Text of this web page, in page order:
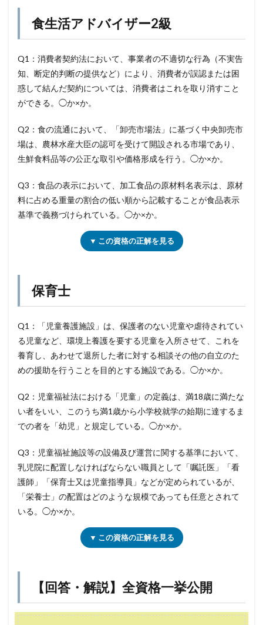
食生活アドバイザー2級
Q1：消費者契約法において、事業者の不適切な行為（不実告
知、断定的判断の提供など）により、消費者が誤認または困
惑して結んだ契約については、消費者はこれを取り消すこと
ができる。◯か×か。
Q2：食の流通において、「卸売市場法」に基づく中央卸売市
場は、農林水産大臣の認可を受けて開設される市場であり、
生鮮食料品等の公正な取引や価格形成を行う。◯か×か。
Q3：食品の表示において、加工食品の原材料名表示は、原材
料に占める重量の割合の低い順から記載することが食品表示
基準で義務づけられている。◯か×か。
▼ この資格の正解を見る
保育士
Q1：「児童養護施設」は、保護者のない児童や虐待されてい
る児童など、環境上養護を要する児童を入所させて、これを
養育し、あわせて退所した者に対する相談その他の自立のた
めの援助を行うことを目的とする施設である。◯か×か。
Q2：児童福祉法における「児童」の定義は、満18歳に満たな
い者をいい、このうち満1歳から小学校就学の始期に達するま
での者を「幼児」と規定している。◯か×か。
Q3：児童福祉施設等の設備及び運営に関する基準において、
乳児院に配置しなければならない職員として「嘱託医」「看
護師」「保育士又は児童指導員」などが定められているが、
「栄養士」の配置はどのような規模であっても任意とされて
いる。◯か×か。
▼ この資格の正解を見る
【回答・解説】全資格一挙公開